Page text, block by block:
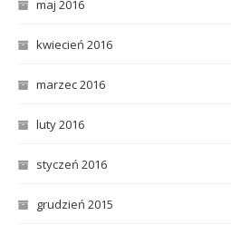
maj 2016
kwiecień 2016
marzec 2016
luty 2016
styczeń 2016
grudzień 2015